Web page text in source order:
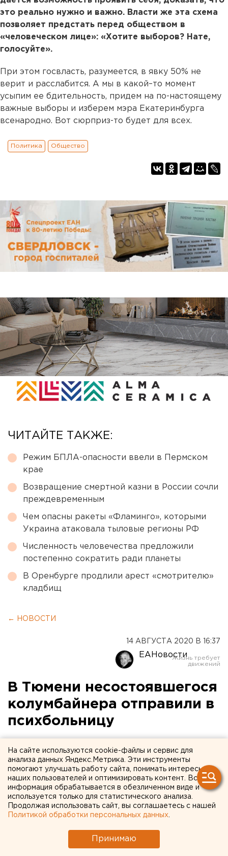
это реально нужно и важно. Власти же эта схема
позволяет предстать перед обществом в
«человеческом лице»: «Хотите выборов? Нате,
голосуйте».
При этом госвласть, разумеется, в явку 50% не
верит и расслабится. А мы в какой–то момент
усыпим ее бдительность, придем на по-настоящему
важные выборы и изберем мэра Екатеринбурга
всенародно. Вот сюрприз-то будет для всех.
Политика Общество
ЧИТАЙТЕ ТАКЖЕ:
Режим БПЛА-опасности ввели в Пермском
крае
Возвращение смертной казни в России сочли
преждевременным
Чем опасны ракеты «Фламинго», которыми
Украина атаковала тыловые регионы РФ
Численность человечества предложили
постепенно сократить ради планеты
В Оренбурге продлили арест «смотрителю»
кладбищ
← НОВОСТИ
14 АВГУСТА 2020 В 16:37
ЕАНовости
В Тюмени несостоявшегося
колумбайнера отправили в
психбольницу
На сайте используются cookie-файлы и сервис для
анализа данных Яндекс.Метрика. Эти инструменты
помогают улучшать работу сайта, понимать интересы
наших пользователей и оптимизировать контент. Вся
информация обрабатывается в обезличенном виде и
используется только для статистического анализа.
Продолжая использовать сайт, вы соглашаетесь с нашей
Политикой обработки персональных данных
Принимаю